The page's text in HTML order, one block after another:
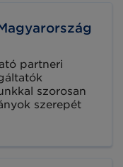
partneri
szorosan
szerepét
rejlő
tanácsot,